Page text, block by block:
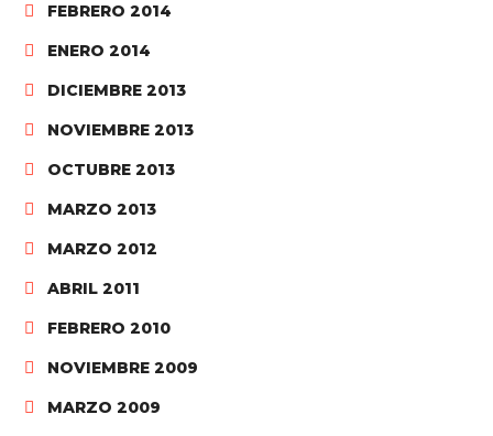
FEBRERO 2014
ENERO 2014
DICIEMBRE 2013
NOVIEMBRE 2013
OCTUBRE 2013
MARZO 2013
MARZO 2012
ABRIL 2011
FEBRERO 2010
NOVIEMBRE 2009
MARZO 2009